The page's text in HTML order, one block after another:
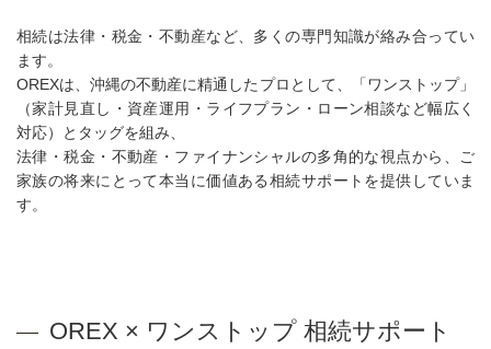
相続は法律・税金・不動産など、多くの専門知識が絡み合ってい
ます。
OREXは、沖縄の不動産に精通したプロとして、「ワンストップ」
（家計見直し・資産運用・ライフプラン・ローン相談など幅広く
対応）とタッグを組み、
法律・税金・不動産・ファイナンシャルの多角的な視点から、ご
家族の将来にとって本当に価値ある相続サポートを提供していま
す。
OREX × ワンストップ 相続サポート